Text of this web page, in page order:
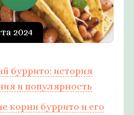
2024
буррито: история
и популярность
корни буррито и его